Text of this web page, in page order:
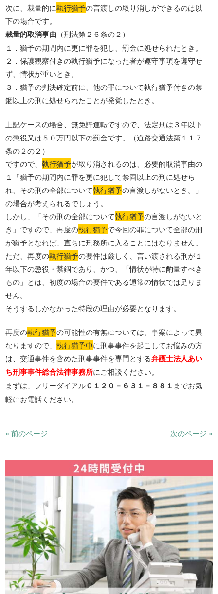
次に、裁量的に執行猶予の言渡しの取り消しができるのは以
下の場合です。
裁量的取消事由 （刑法第２６条の２）
１．猶予の期間内に更に罪を犯し、罰金に処せられたとき。
２．保護観察付きの執行猶予になった者が遵守事項を遵守せ
ず、情状が重いとき。
３．猶予の判決確定前に、他の罪について執行猶予付きの禁
錮以上の刑に処せられたことが発覚したとき。
上記ケースの場合、無免許運転ですので、法定刑は３年以下
の懲役又は５０万円以下の罰金です。（道路交通法第１１７
条の２の２）
ですので、執行猶予が取り消されるのは、必要的取消事由の
１「猶予の期間内に罪を更に犯して禁固以上の刑に処せら
れ、その刑の全部について執行猶予の言渡しがないとき。」
の場合が考えられるでしょう。
しかし、「その刑の全部について執行猶予の言渡しがないと
き」ですので、再度の執行猶予で今回の罪について全部の刑
が猶予となれば、直ちに刑務所に入ることにはなりません。
ただ、再度の執行猶予の要件は厳しく、言い渡される刑が１
年以下の懲役・禁錮であり、かつ、「情状が特に酌量すべき
もの」とは、初度の場合の要件である通常の情状では足りま
せん。
そうするしかなかった特段の理由が必要となります。
再度の執行猶予の可能性の有無については、事案によって異
なりますので、執行猶予中に刑事事件を起こしてお悩みの方
は、交通事件を含めた刑事事件を専門とする弁護士法人あい
ち刑事事件総合法律事務所にご相談ください。
まずは、フリーダイアル０１２０－６３１－８８１ までお気
軽にお電話ください。
« 前のページ 次のページ »